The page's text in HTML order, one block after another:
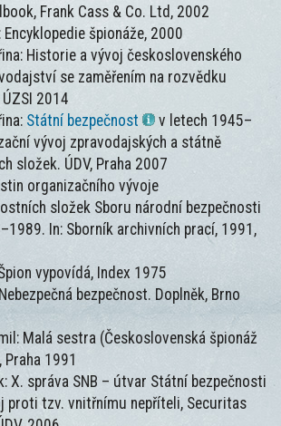
Frank Cass & Co. Ltd, 2002
Encyklopedie špionáže, 2000
Historie a vývoj československého
se zaměřením na rozvědku
2014
Státní bezpečnost
v letech 1945–
vývoj zpravodajských a státně
složek. ÚDV, Praha 2007
organizačního vývoje
složek Sboru národní bezpečnosti
In: Sborník archivních prací, 1991,
vypovídá, Index 1975
bezpečnost. Doplněk, Brno
Malá sestra (Československá špionáž
1991
X. správa SNB – útvar Státní bezpečnosti
proti tzv. vnitřnímu nepříteli, Securitas